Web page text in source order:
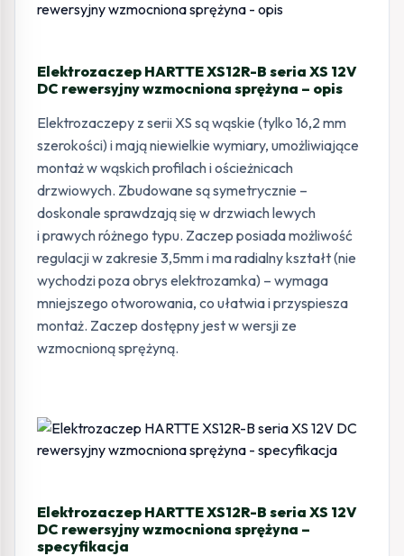
Elektrozaczep HARTTE XS12R-B seria XS 12V
DC rewersyjny wzmocniona sprężyna – opis
Elektrozaczepy z serii XS są wąskie (tylko 16,2 mm
szerokości) i mają niewielkie wymiary, umożliwiające
montaż w wąskich profilach i ościeżnicach
drzwiowych. Zbudowane są symetrycznie –
doskonale sprawdzają się w drzwiach lewych
i prawych różnego typu. Zaczep posiada możliwość
regulacji w zakresie 3,5mm i ma radialny kształt (nie
wychodzi poza obrys elektrozamka) – wymaga
mniejszego otworowania, co ułatwia i przyspiesza
montaż. Zaczep dostępny jest w wersji ze
wzmocnioną sprężyną.
Elektrozaczep HARTTE XS12R-B seria XS 12V
DC rewersyjny wzmocniona sprężyna –
specyfikacja